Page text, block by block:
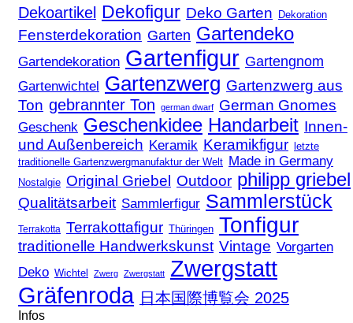
Dekoartikel Dekofigur Deko Garten Dekoration
Fensterdekoration Garten Gartendeko
Gartendekoration Gartenfigur Gartengnom
Gartenwichtel Gartenzwerg Gartenzwerg aus
Ton gebrannter Ton german dwarf German Gnomes
Geschenk Geschenkidee Handarbeit Innen-
und Außenbereich Keramik Keramikfigur
letzte
traditionelle Gartenzwergmanufaktur der Welt Made in Germany
Nostalgie Original Griebel Outdoor philipp griebel
Qualitätsarbeit Sammlerfigur Sammlerstück
Terrakotta Terrakottafigur Thüringen Tonfigur
traditionelle Handwerkskunst Vintage Vorgarten
Deko Wichtel Zwerg Zwergstatt
Zwergstatt
Gräfenroda 日本国際博覧会 2025
Infos